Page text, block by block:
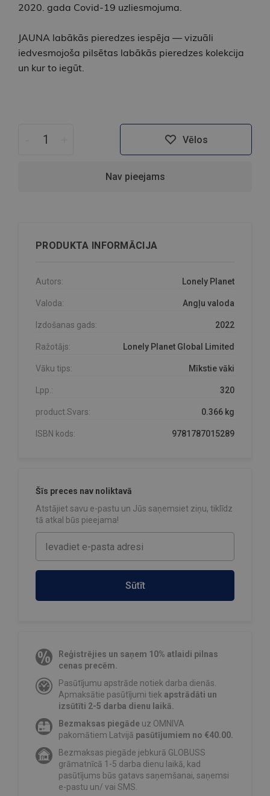
2020. gada Covid-19 uzliesmojuma.
JAUNA labākās pieredzes iespēja — vizuāli
iedvesmojoša pilsētas labākās pieredzes kolekcija
un kur to iegūt.
Vēlos
Nav pieejams
PRODUKTA INFORMĀCIJA
Autors: Lonely Planet
Valoda: Angļu valoda
Izdošanas gads: 2022
Ražotājs: Lonely Planet Global Limited
Vāku tips: Mīkstie vāki
Lpp.: 320
product.Svars: 0.366 kg
ISBN kods: 9781787015289
Šīs preces nav noliktavā
Atstājiet savu e-pastu un Jūs saņemsiet ziņu, tiklīdz
tā atkal būs pieejama!
Sūtīt
Reģistrējies un saņem 10% atlaidi pilnas
cenas precēm.
Pasūtījumu apstrāde notiek darba dienās.
Apmaksātie pasūtījumi tiekapstrādāti un
izsūtīti 2-5 darba dienu laikā.
Bezmaksas piegāde uz OMNIVA
pakomātiem Latvijā pasūtījumiem no €40.00.
Bezmaksas piegāde jebkurā GLOBUSS
grāmatnīcā 1-5 darba dienu laikā, kad
pasūtījums būs gatavs saņemšanai, saņemsi
e-pastu un/ vai SMS.